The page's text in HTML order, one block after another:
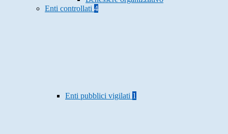
Enti controllati 4
Enti pubblici vigilati 1